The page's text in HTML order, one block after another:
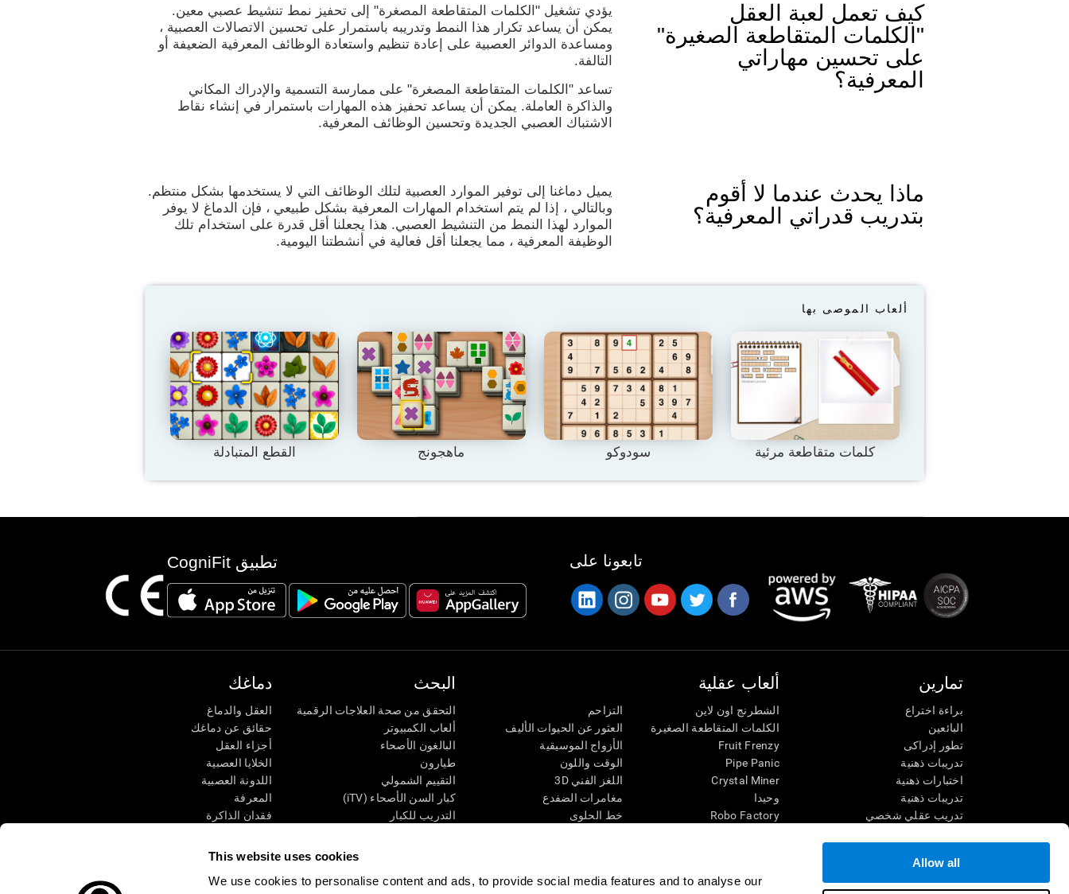
This website uses cookies
We use cookies to personalise content and ads, to provide social media features and to analyse our
Allow all
كيف تعمل لعبة العقل
"الكلمات المتقاطعة الصغيرة"
على تحسين مهاراتي
المعرفية؟
يؤدي تشغيل "الكلمات المتقاطعة المصغرة" إلى تحفيز نمط تنشيط عصبي معين.
يمكن أن يساعد تكرار هذا النمط وتدريبه باستمرار على تحسين الاتصالات العصبية ،
ومساعدة الدوائر العصبية على إعادة تنظيم واستعادة الوظائف المعرفية الضعيفة أو
التالفة.
تساعد "الكلمات المتقاطعة المصغرة" على ممارسة التسمية والإدراك المكاني
والذاكرة العاملة. يمكن أن يساعد تحفيز هذه المهارات باستمرار في إنشاء نقاط
الاشتباك العصبي الجديدة وتحسين الوظائف المعرفية.
ماذا يحدث عندما لا أقوم
بتدريب قدراتي المعرفية؟
يميل دماغنا إلى توفير الموارد العصبية لتلك الوظائف التي لا يستخدمها بشكل منتظم.
وبالتالي ، إذا لم يتم استخدام المهارات المعرفية بشكل طبيعي ، فإن الدماغ لا يوفر
الموارد لهذا النمط من التنشيط العصبي. هذا يجعلنا أقل قدرة على استخدام تلك
الوظيفة المعرفية ، مما يجعلنا أقل فعالية في أنشطتنا اليومية.
ألعاب الموصى بها
كلمات متقاطعة مرئية سودوكو ماهجونج القطع المتبادلة
تطبيق CogniFit تابعونا على
دماغك
العقل والدماغ
حقائق عن دماغك
أجزاء العقل
الخلايا العصبية
اللدونة العصبية
المعرفة
فقدان الذاكرة
وظائف ذهنية
الإدراك الحسى
البحث
التحقق من صحة العلاجات الرقمية
ألعاب الكمبيوتر
البالغون الأصحاء
طيارون
التقييم الشمولي
كبار السن الأصحاء (iTV)
التدريب للكبار
ألعاب عقلية
الشطرنج اون لاين
الكلمات المتقاطعة الصغيرة
Fruit Frenzy
Pipe Panic
Crystal Miner
وحيدا
Robo Factory
قم بالمطابقة
التزاحم
العثور عن الحيوات الأليف
الأزواج الموسيقية
الوقت واللون
اللغز الفني 3D
مغامرات الضفدع
خط الحلوى
اللعبة العقلية: تفجير البالونات
تمارين
براءة اختراع
البائعين
تطور إدراكى
تدريبات ذهنية
اختبارات ذهنية
تدريبات ذهنية
تدريب عقلي شخصي
فهم القراءة
الأطفال الموهوبون